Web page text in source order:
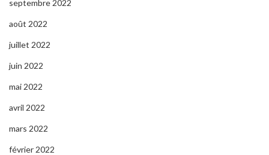
septembre 2022
août 2022
juillet 2022
juin 2022
mai 2022
avril 2022
mars 2022
février 2022